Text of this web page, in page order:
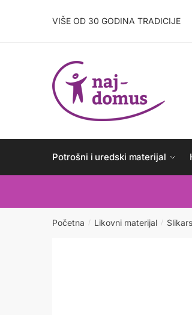
VIŠE OD 30 GODINA TRADICIJE
Potrošni i uredski materijal
Početna / Likovni materijal /